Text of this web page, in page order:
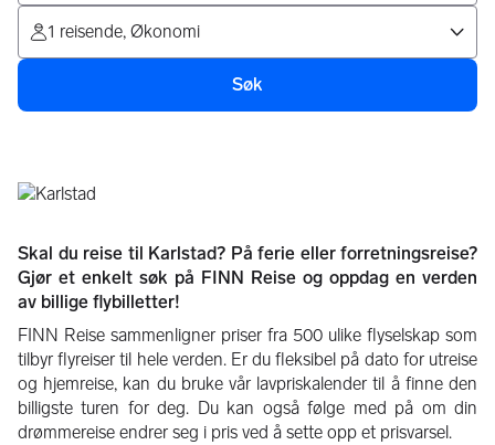
1 reisende, Økonomi
Søk
Om Karlstad
Skal du reise til Karlstad? På ferie eller forretningsreise?
Gjør et enkelt søk på FINN Reise og oppdag en verden
av billige flybilletter!
FINN Reise sammenligner priser fra 500 ulike flyselskap som
tilbyr flyreiser til hele verden. Er du fleksibel på dato for utreise
og hjemreise, kan du bruke vår lavpriskalender til å finne den
billigste turen for deg. Du kan også følge med på om din
drømmereise endrer seg i pris ved å sette opp et prisvarsel.